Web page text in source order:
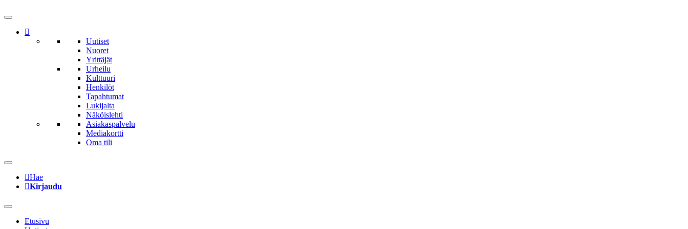
Uutiset
Nuoret
Yrittäjät
Urheilu
Kulttuuri
Henkilöt
Tapahtumat
Lukijalta
Näköislehti
Asiakaspalvelu
Mediakortti
Oma tili
Hae
Kirjaudu
Etusivu